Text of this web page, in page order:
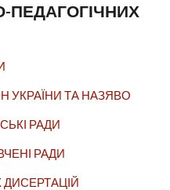
ПЕДАГОГІЧНИХ
УКРАЇНИ ТА НАЗЯВО
РАДИ
РАДИ